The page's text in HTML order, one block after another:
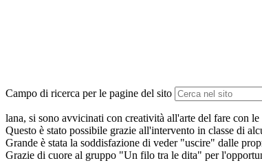
Campo di ricerca per le pagine del sito
lana, si sono avvicinati con creatività all'arte del fare con
Questo è stato possibile grazie all'intervento in classe di
Grande è stata la soddisfazione di veder "uscire" dalle
Grazie di cuore al gruppo "Un filo tra le dita" per